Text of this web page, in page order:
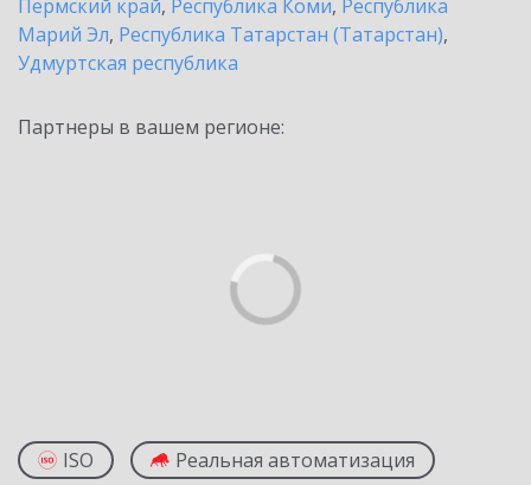
Пермский край, Республика Коми, Республика
Марий Эл, Республика Татарстан (Татарстан),
Удмуртская республика
Партнеры в вашем регионе:
ISO Реальная автоматизация